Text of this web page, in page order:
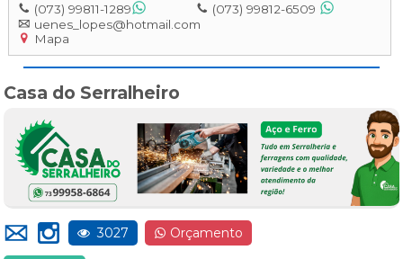
(073) 99811-1289
(073) 99812-6509
uenes_lopes@hotmail.com
Mapa
Casa do Serralheiro
3027 Orçamento